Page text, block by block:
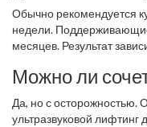
Обычно рекомендуется
недели.
месяцев. Результат
Можно ли
Да, но с осторожностью.
ультразвуковой лифтинг